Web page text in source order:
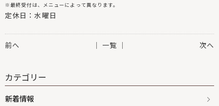
※最終受付は、メニューによって異なります。
定休日：水曜日
前へ 次へ
│ 一覧 │
カテゴリー
新着情報